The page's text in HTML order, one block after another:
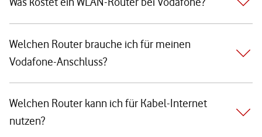
Welchen Router brauche ich für meinen
Vodafone-Anschluss?
Welchen Router kann ich für Kabel-Internet
nutzen?